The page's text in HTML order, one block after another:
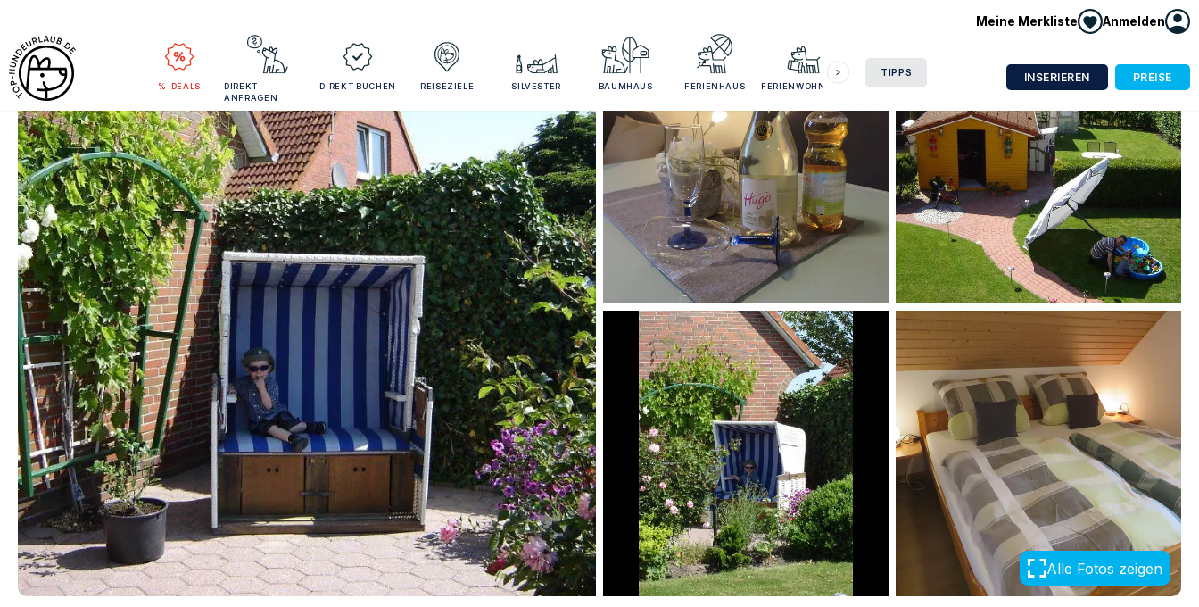
Meine Merkliste Anmelden
%-DEALS
DIREKT
ANFRAGEN
DIREKT BUCHEN REISEZIELE SILVESTER BAUMHAUS FERIENHAUS FERIENWOHNUNG
TIPPS INSERIEREN PREISE
Alle Fotos zeigen